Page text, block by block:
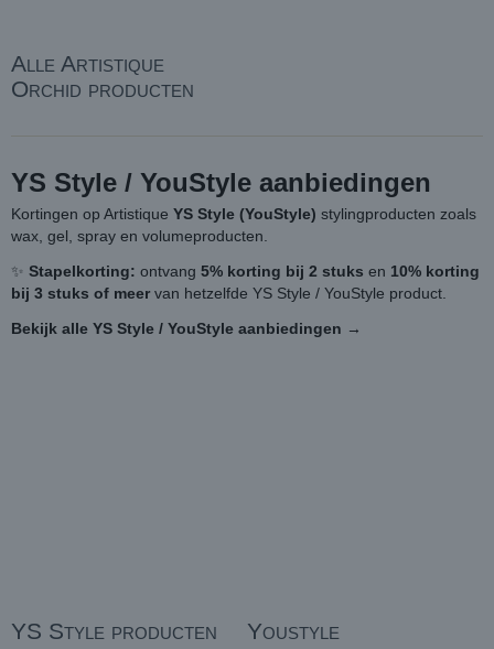
Alle Artistique
Orchid producten
YS Style / YouStyle aanbiedingen
Kortingen op Artistique YS Style (YouStyle) stylingproducten zoals
wax, gel, spray en volumeproducten.
✨ Stapelkorting: ontvang 5% korting bij 2 stuks en 10% korting
bij 3 stuks of meer van hetzelfde YS Style / YouStyle product.
Bekijk alle YS Style / YouStyle aanbiedingen →
YS Style producten Youstyle